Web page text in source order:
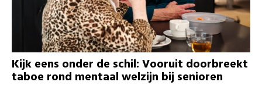
Kijk eens onder de schil: Vooruit doorbreekt
taboe rond mentaal welzijn bij senioren